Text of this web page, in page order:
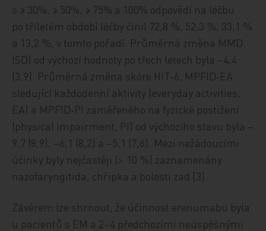
s ≥ 30%, ≥ 50%, ≥ 75% a 100% odpovědí na léčbu
po tříletém období léčby činil 72,8 %, 52,3 %, 33,1 %
a 13,2 %, v tomto pořadí. Průměrná změna MMD
(SD) od výchozí hodnoty po třech letech byla –4,4
(3,9). Průměrná změna skóre HIT‑6, MPFID‑EA
sledující každodenní aktivity (everyday activities,
EA) a MPFID‑PI zaměřeného na fyzické postižení
(physical impairment, PI) od výchozího stavu byla –
9,7 (8,9), –6,1 (8,2) a –5,1 (7,6). Mezi nežádoucími
účinky byly nejčastěji (> 10 %) zaznamenány
nazofaryngitida, chřipka a bolesti zad [3].
Závěrem lze shrnout, že účinnost erenumabu byla
u pacientů s EM a 2–4 předchozími neúspěšnými